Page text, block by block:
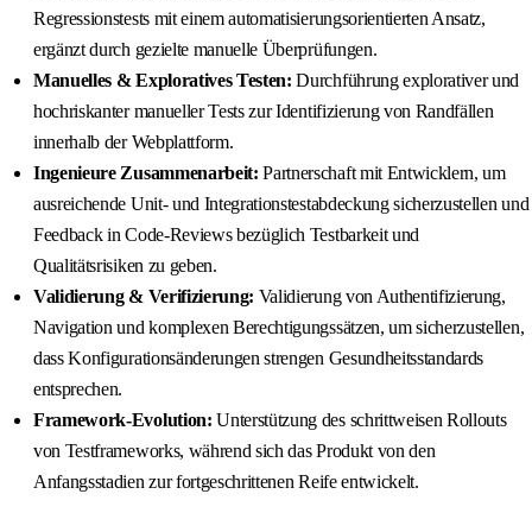
Regressionstests mit einem automatisierungsorientierten Ansatz,
ergänzt durch gezielte manuelle Überprüfungen.
Manuelles & Exploratives Testen: Durchführung explorativer und
hochriskanter manueller Tests zur Identifizierung von Randfällen
innerhalb der Webplattform.
Ingenieure Zusammenarbeit: Partnerschaft mit Entwicklern, um
ausreichende Unit- und Integrationstestabdeckung sicherzustellen und
Feedback in Code-Reviews bezüglich Testbarkeit und
Qualitätsrisiken zu geben.
Validierung & Verifizierung: Validierung von Authentifizierung,
Navigation und komplexen Berechtigungssätzen, um sicherzustellen,
dass Konfigurationsänderungen strengen Gesundheitsstandards
entsprechen.
Framework-Evolution: Unterstützung des schrittweisen Rollouts
von Testframeworks, während sich das Produkt von den
Anfangsstadien zur fortgeschrittenen Reife entwickelt.